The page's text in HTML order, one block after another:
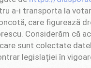
a-i transporta la
care figurează
Considerăm că
sunt colectate
legislației în